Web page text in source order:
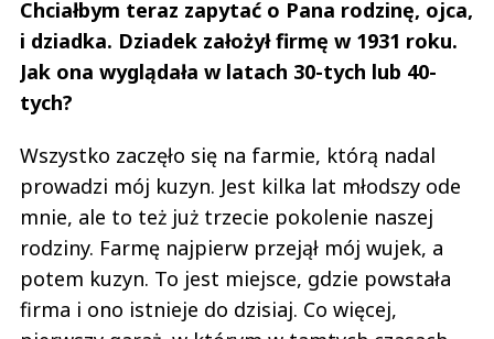
Chciałbym teraz zapytać o Pana rodzinę, ojca,
i dziadka. Dziadek założył firmę w 1931 roku.
Jak ona wyglądała w latach 30-tych lub 40-
tych?
Wszystko zaczęło się na farmie, którą nadal
prowadzi mój kuzyn. Jest kilka lat młodszy ode
mnie, ale to też już trzecie pokolenie naszej
rodziny. Farmę najpierw przejął mój wujek, a
potem kuzyn. To jest miejsce, gdzie powstała
firma i ono istnieje do dzisiaj. Co więcej,